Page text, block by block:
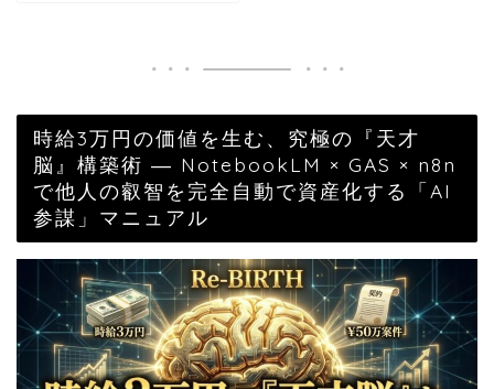
時給3万円の価値を生む、究極の『天才
脳』構築術 ― NotebookLM × GAS × n8n
で他人の叡智を完全自動で資産化する「AI
参謀」マニュアル